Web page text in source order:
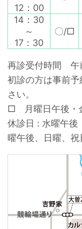
12：00
14：30
～
17：30
〇/□
再診受付時間 午
初診の方は事前
さい。
□ 月曜日午後・
休診日 : 水曜午
曜午後、日曜、祝